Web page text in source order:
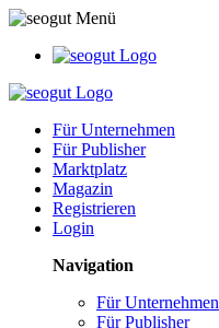
Für Unternehmen
Für Publisher
Marktplatz
Magazin
Registrieren
Login
Navigation
Für Unternehmen
Für Publisher